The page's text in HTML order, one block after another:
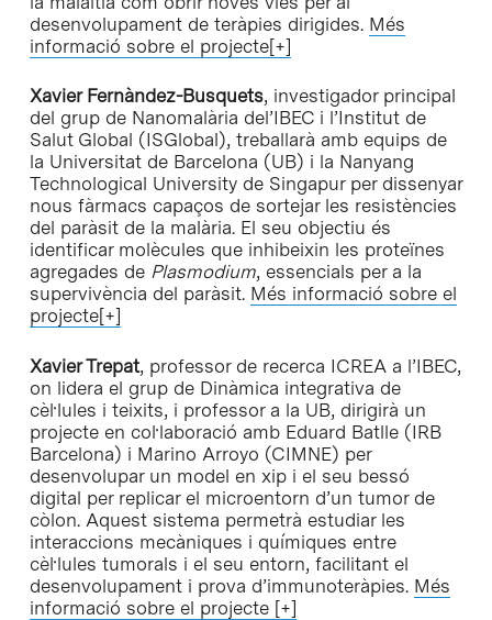
desenvolupament de teràpies dirigides. Més
informació sobre el projecte[+]
Xavier Fernàndez-Busquets, investigador principal
del grup de Nanomalària del’IBEC i l’Institut de
Salut Global (ISGlobal), treballarà amb equips de
la Universitat de Barcelona (UB) i la Nanyang
Technological University de Singapur per dissenyar
nous fàrmacs capaços de sortejar les resistències
del paràsit de la malària. El seu objectiu és
identificar molècules que inhibeixin les proteïnes
agregades de Plasmodium, essencials per a la
supervivència del paràsit. Més informació sobre el
projecte[+]
Xavier Trepat, professor de recerca ICREA a l’IBEC,
on lidera el grup de Dinàmica integrativa de
cèl·lules i teixits, i professor a la UB, dirigirà un
projecte en col·laboració amb Eduard Batlle (IRB
Barcelona) i Marino Arroyo (CIMNE) per
desenvolupar un model en xip i el seu bessó
digital per replicar el microentorn d’un tumor de
còlon. Aquest sistema permetrà estudiar les
interaccions mecàniques i químiques entre
cèl·lules tumorals i el seu entorn, facilitant el
desenvolupament i prova d’immunoteràpies. Més
informació sobre el projecte [+]